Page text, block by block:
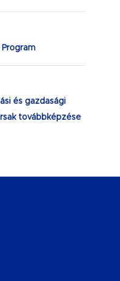
Program
és gazdasági
továbbképzése